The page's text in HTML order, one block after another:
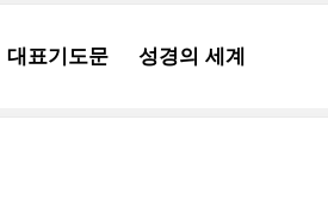
대표기도문 성경의 세계